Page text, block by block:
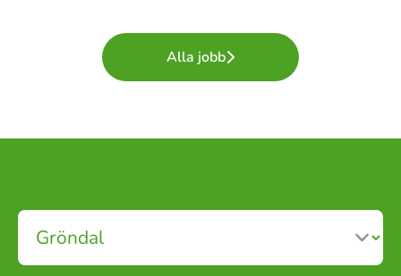
Alla jobb